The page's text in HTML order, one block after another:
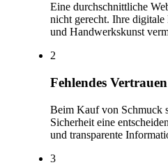
Eine durchschnittliche
nicht gerecht. Ihre
und Handwerkskunst
2
Fehlendes Vertrauen
Beim Kauf von Schmuck
Sicherheit eine
und transparente
3